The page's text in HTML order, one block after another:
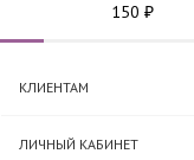
150 ₽
КЛИЕНТАМ
ЛИЧНЫЙ КАБИНЕТ